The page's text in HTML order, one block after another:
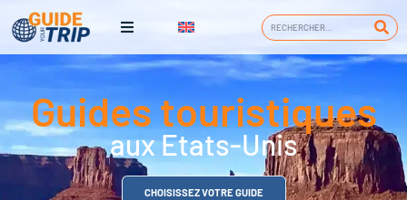
Guides touristiques
aux Etats-Unis
CHOISISSEZ VOTRE GUIDE